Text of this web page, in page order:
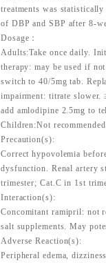
treatments was
of DBP and SBP after 8-
Dosage：
Adults:Take once daily.
therapy: may be used if
switch to 40/5mg tab.
impairment: titrate slower.
add amlodipine 2.5mg to
Children:Not
Precaution(s):
Correct hypovolemia
dysfunction. Renal artery
trimester; Cat.C in 1st
Interaction(s):
Concomitant ramipril: not
salt supplements. May
Adverse Reaction(s):
Peripheral edema,